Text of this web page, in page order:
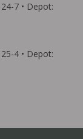
7 • Depot:
4 • Depot: